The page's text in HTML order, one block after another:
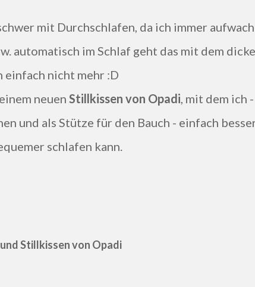
automatisch im Schlaf geht das mit dem
einfach nicht mehr :D
neuen Stillkissen von Opadi, mit dem ich -
und als Stütze für den Bauch - einfach
schlafen kann.
Stillkissen von Opadi